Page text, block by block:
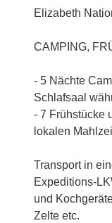
Elizabeth
CAMPING,
- 5 Nächte
Schlafsaal
- 7 Frühstücke
lokalen
Transport in
Expeditions-
und
Zelte etc.